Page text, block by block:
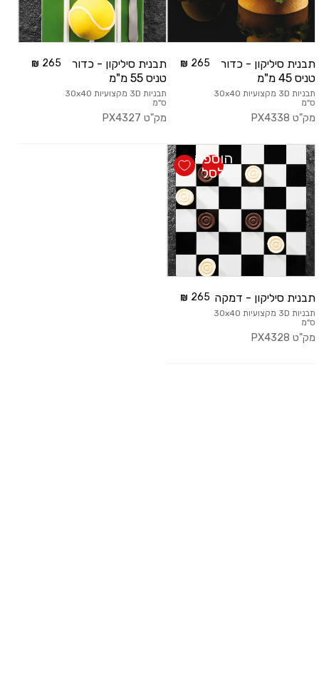
תבנית סיליקון - כדור
טניס 45 מ"מ
תבניות 3D מקצועיות 30x40
ס"מ
מק"ט PX4338
265
תבנית סיליקון - כדור
טניס 55 מ"מ
תבניות 3D מקצועיות 30x40
ס"מ
מק"ט PX4327
265
תבנית סיליקון - דמקה
תבניות 3D מקצועיות 30x40
ס"מ
מק"ט PX4328
265
הוספה
לסל